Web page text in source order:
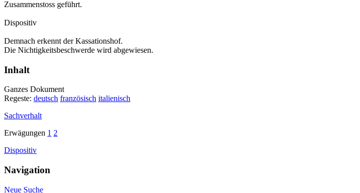
Zusammenstoss geführt.
Dispositiv
Demnach erkennt der Kassationshof.
Die Nichtigkeitsbeschwerde wird abgewiesen.
Inhalt
Ganzes Dokument
Regeste: deutsch französisch italienisch
Sachverhalt
Erwägungen 1 2
Dispositiv
Navigation
Neue Suche